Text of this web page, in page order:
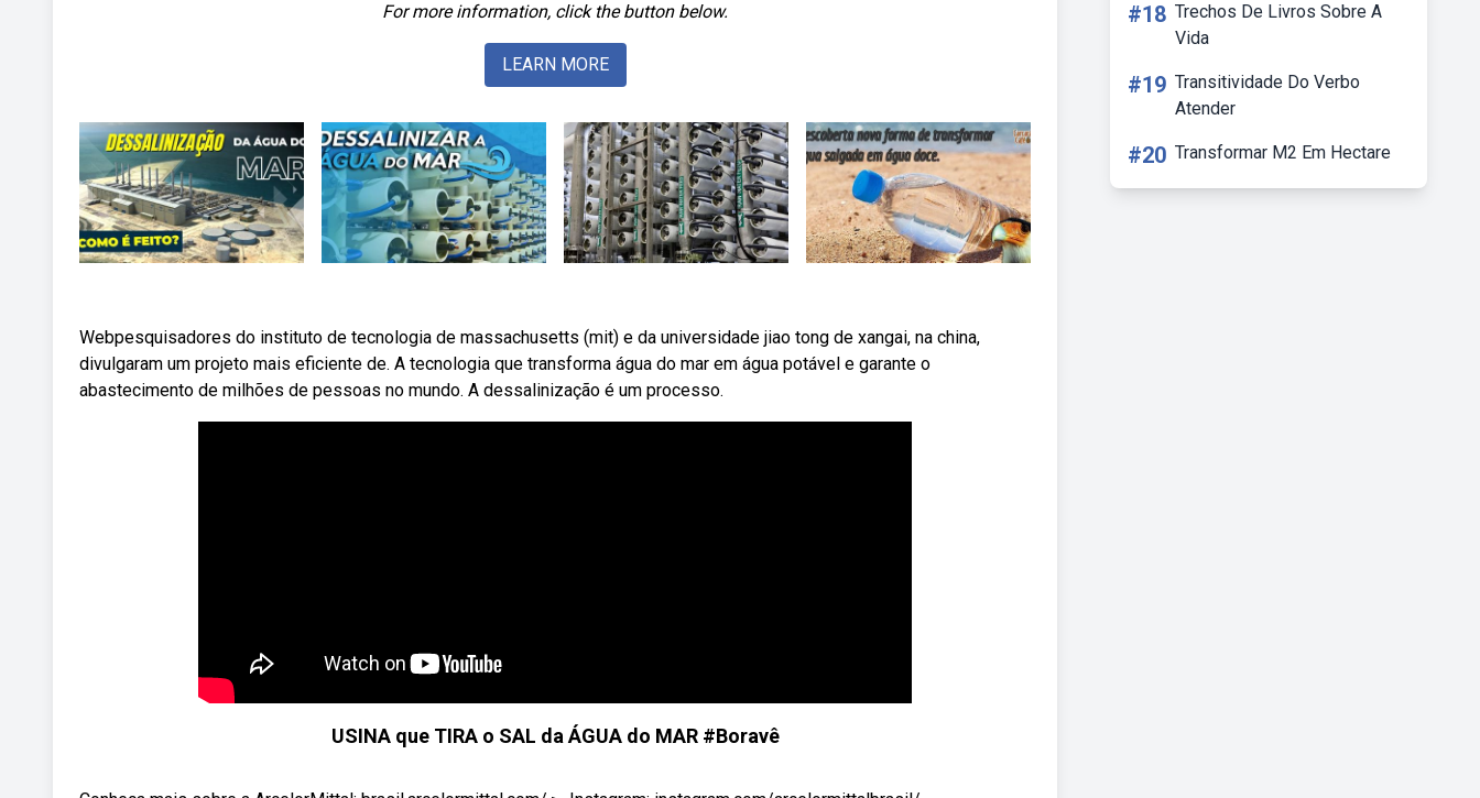
For more information, click the button below.
LEARN MORE
Webpesquisadores do instituto de tecnologia de massachusetts (mit) e da universidade jiao tong de xangai, na china,
divulgaram um projeto mais eficiente de. A tecnologia que transforma água do mar em água potável e garante o
abastecimento de milhões de pessoas no mundo. A dessalinização é um processo.
USINA que TIRA o SAL da ÁGUA do MAR #Boravê
#18 Trechos De Livros Sobre A
Vida
#19 Transitividade Do Verbo
Atender
#20 Transformar M2 Em Hectare